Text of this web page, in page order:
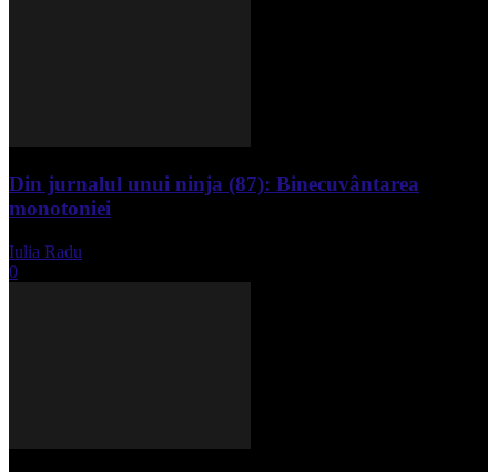
Din jurnalul unui ninja (87): Binecuvântarea
monotoniei
Iulia Radu
0